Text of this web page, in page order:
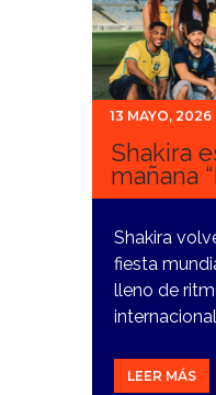
Eventos
Noticias
Para ti
Contacto
13 MAYO, 2026
Shakira
mañana
Shakira
fiesta
lleno de
LEER MÁS